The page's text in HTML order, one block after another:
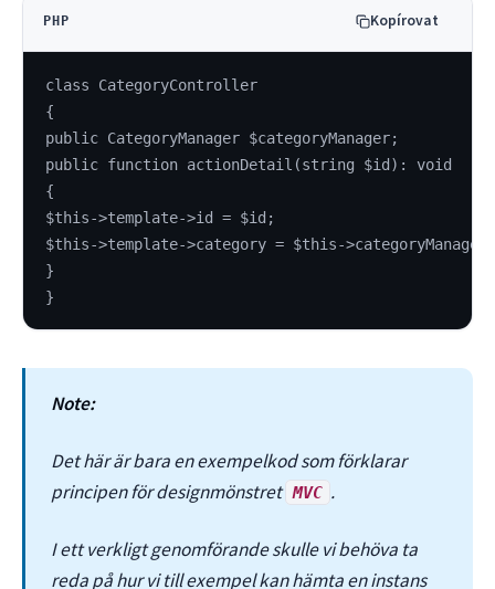
PHP Kopírovat
class CategoryController
{
public CategoryManager $categoryManager;
public function actionDetail(string $id): void
{
$this->template->id = $id;
$this->template->category = $this-
}
}
Note:
Det här är bara en exempelkod som förklarar
principen för designmönstret MVC .
I ett verkligt genomförande skulle vi behöva ta
reda på hur vi till exempel kan hämta en instans